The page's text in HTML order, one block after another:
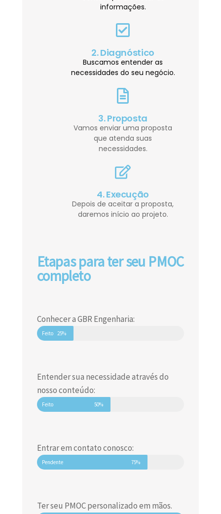
informações.
2. Diagnóstico
Buscamos entender as
necessidades do seu negócio.
3. Proposta
Vamos enviar uma proposta
que atenda suas
necessidades.
4. Execução
Depois de aceitar a proposta,
daremos início ao projeto.
Etapas para ter seu PMOC
completo
Conhecer a GBR Engenharia:
Feito 25%
Entender sua necessidade através do
nosso conteúdo:
Feito 50%
Entrar em contato conosco:
Pendente 75%
Ter seu PMOC personalizado em mãos.